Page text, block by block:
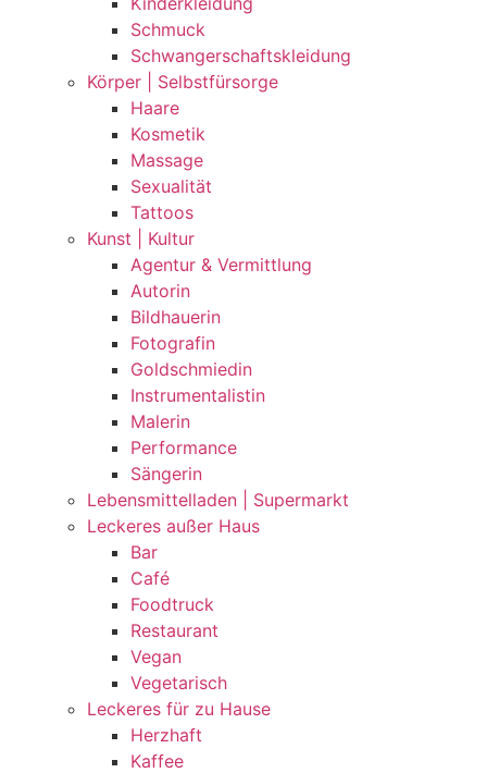
Schmuck
Schwangerschaftskleidung
Körper | Selbstfürsorge
Haare
Kosmetik
Massage
Sexualität
Tattoos
Kunst | Kultur
Agentur & Vermittlung
Autorin
Bildhauerin
Fotografin
Goldschmiedin
Instrumentalistin
Malerin
Performance
Sängerin
Lebensmittelladen | Supermarkt
Leckeres außer Haus
Bar
Café
Foodtruck
Restaurant
Vegan
Vegetarisch
Leckeres für zu Hause
Herzhaft
Kaffee